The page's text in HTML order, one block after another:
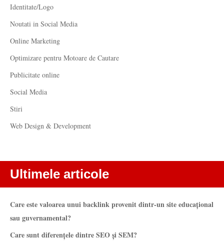
Identitate/Logo
Noutati in Social Media
Online Marketing
Optimizare pentru Motoare de Cautare
Publicitate online
Social Media
Stiri
Web Design & Development
Ultimele articole
Care este valoarea unui backlink provenit dintr-un site educațional
sau guvernamental?
Care sunt diferențele dintre SEO și SEM?